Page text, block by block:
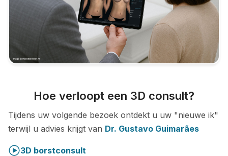
Hoe verloopt een 3D consult?
Tijdens uw volgende bezoek ontdekt u uw "nieuwe ik"
terwijl u advies krijgt van Dr. Gustavo Guimarães
3D borstconsult